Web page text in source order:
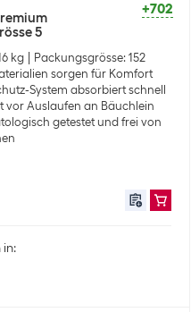
+702
5
kg
Packungsgrösse: 152
sorgen für Komfort
System absorbiert schnell
vor Auslaufen an Bäuchlein
getestet und frei von
in: